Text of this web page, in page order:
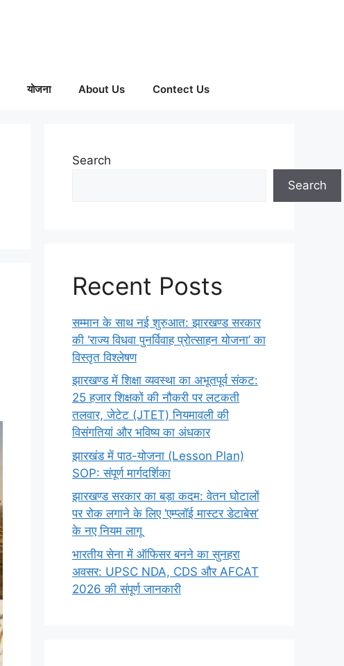
योजना About Us Contect Us
Search
Search
Recent Posts
सम्मान के साथ नई शुरुआत: झारखण्ड सरकार
की ‘राज्य विधवा पुनर्विवाह प्रोत्साहन योजना’ का
विस्तृत विश्लेषण
झारखण्ड में शिक्षा व्यवस्था का अभूतपूर्व संकट:
25 हजार शिक्षकों की नौकरी पर लटकती
तलवार, जेटेट (JTET) नियमावली की
विसंगतियां और भविष्य का अंधकार
झारखंड में पाठ-योजना (Lesson Plan)
SOP: संपूर्ण मार्गदर्शिका
झारखण्ड सरकार का बड़ा कदम: वेतन घोटालों
पर रोक लगाने के लिए ‘एम्प्लॉई मास्टर डेटाबेस’
के नए नियम लागू
भारतीय सेना में ऑफिसर बनने का सुनहरा
अवसर: UPSC NDA, CDS और AFCAT
2026 की संपूर्ण जानकारी